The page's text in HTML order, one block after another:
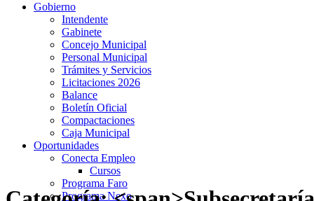
Gobierno
Intendente
Gabinete
Concejo Municipal
Personal Municipal
Trámites y Servicios
Licitaciones 2026
Balance
Boletín Oficial
Compactaciones
Caja Municipal
Oportunidades
Conecta Empleo
Cursos
Programa Faro
Programa Nexo